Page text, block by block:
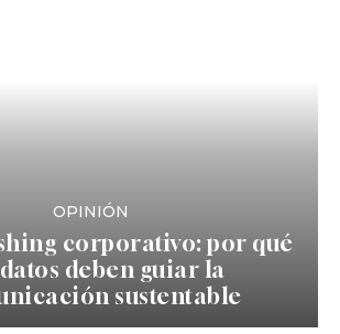
OPINIÓN
corporativo: por qué
deben guiar la
sustentable